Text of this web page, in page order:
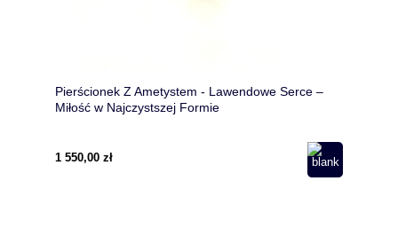
Pierścionek Z Ametystem - Lawendowe Serce –
Miłość w Najczystszej Formie
1 550,00 zł